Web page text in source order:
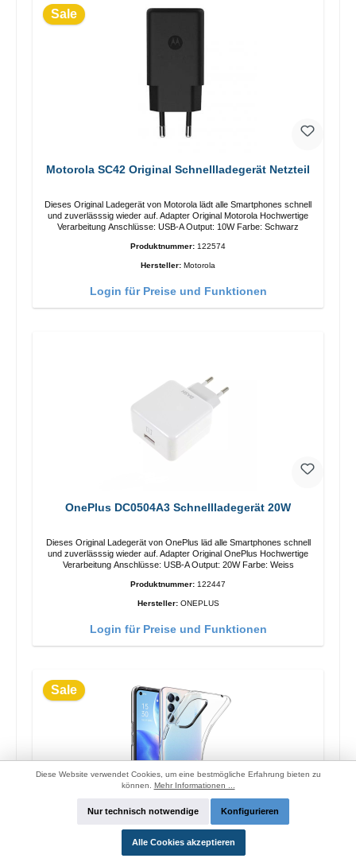
Sale
Motorola SC42 Original Schnellladegerät Netzteil
Dieses Original Ladegerät von Motorola lädt alle Smartphones schnell
und zuverlässsig wieder auf. Adapter Original Motorola Hochwertige
Verarbeitung Anschlüsse: USB-A Output: 10W Farbe: Schwarz
Produktnummer: 122574
Hersteller: Motorola
Login für Preise und Funktionen
OnePlus DC0504A3 Schnellladegerät 20W
Dieses Original Ladegerät von OnePlus läd alle Smartphones schnell
und zuverlässsig wieder auf. Adapter Original OnePlus Hochwertige
Verarbeitung Anschlüsse: USB-A Output: 20W Farbe: Weiss
Produktnummer: 122447
Hersteller: ONEPLUS
Login für Preise und Funktionen
Sale
Oppo Silikon Original Hülle Reno4 Pro
Transparent
Diese Website verwendet Cookies, um eine bestmögliche Erfahrung bieten zu
können. Mehr Informationen ...
Nur technisch notwendige Konfigurieren
Alle Cookies akzeptieren